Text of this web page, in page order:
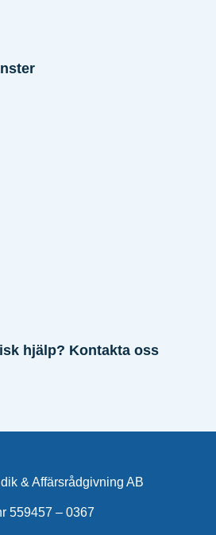
hjälp? Kontakta oss
& Affärsrådgivning AB
559457 – 0367